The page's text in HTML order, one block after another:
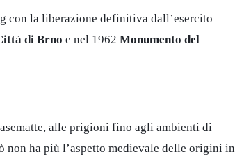
con la liberazione definitiva dall’esercito
di Brno e nel 1962 Monumento del
alle prigioni fino agli ambienti di
non ha più l’aspetto medievale delle origini in